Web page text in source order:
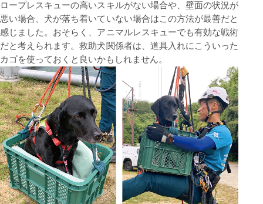
ロープレスキューの⾼いスキルがない場合や、壁⾯の状況が
悪い場合、⽝が落ち着いていない場合はこの⽅法が最善だと
感じました。おそらく、アニマルレスキューでも有効な戦術
だと考えられます。救助⽝関係者は、道具⼊れにこういった
カゴを使っておくと良いかもしれません。